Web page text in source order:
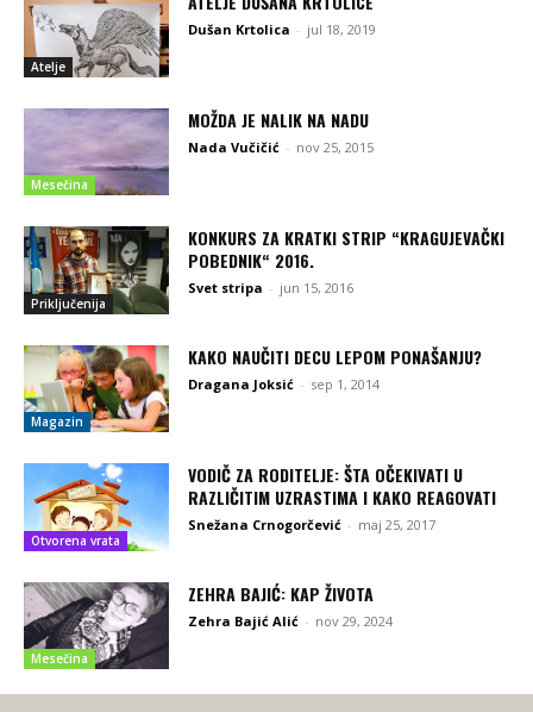
Atelje
Dušan Krtolica - jul 18, 2019
Mesečina
MOŽDA JE NALIK NA NADU
Nada Vučičić - nov 25, 2015
Priključenija
KONKURS ZA KRATKI STRIP “KRAGUJEVAČKI
POBEDNIK“ 2016.
Svet stripa - jun 15, 2016
Magazin
KAKO NAUČITI DECU LEPOM PONAŠANJU?
Dragana Joksić - sep 1, 2014
Otvorena vrata
VODIČ ZA RODITELJE: ŠTA OČEKIVATI U
RAZLIČITIM UZRASTIMA I KAKO REAGOVATI
Snežana Crnogorčević - maj 25, 2017
Mesečina
ZEHRA BAJIĆ: KAP ŽIVOTA
Zehra Bajić Alić - nov 29, 2024